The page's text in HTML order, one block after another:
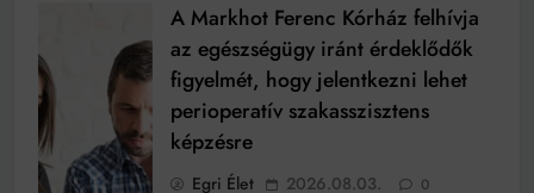
A Markhot Ferenc Kórház felhívja
az egészségügy iránt érdeklődők
figyelmét, hogy jelentkezni lehet
perioperatív szakasszisztens
képzésre
Egri Élet 2026.08.03. 0